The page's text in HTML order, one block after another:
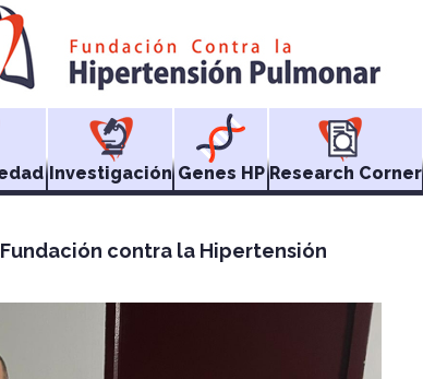
Investigación Genes HP Research Corner
contra la Hipertensión